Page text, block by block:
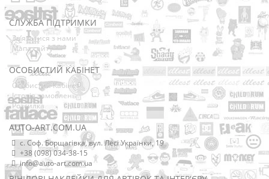
СЛУЖБА ПІДТРИМКИ
Зв’язатися з нами
Мапа сайту
ОСОБИСТИЙ КАБІНЕТ
Особистий Кабінет
Історія замовлень
Розсилка
AUTO-ART.COM.UA
с. Соф. Борщагівка, вул. Лесі Українки, 19
+38 (098) 034-38-15
info@auto-art.com.ua